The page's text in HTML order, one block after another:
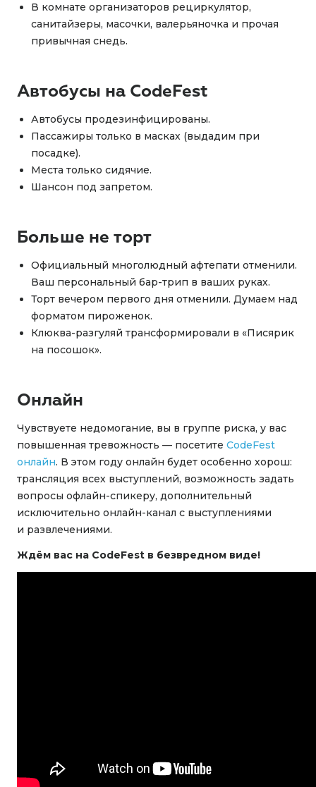
В комнате организаторов рециркулятор,
санитайзеры, масочки, валерьяночка и прочая
привычная снедь.
Автобусы на CodeFest
Автобусы продезинфицированы.
Пассажиры только в масках (выдадим при
посадке).
Места только сидячие.
Шансон под запретом.
Больше не торт
Официальный многолюдный афтепати отменили.
Ваш персональный бар-трип в ваших руках.
Торт вечером первого дня отменили. Думаем над
форматом пироженок.
Клюква-разгуляй трансформировали в «Писярик
на посошок».
Онлайн
Чувствуете недомогание, вы в группе риска, у вас
повышенная тревожность — посетите CodeFest
онлайн. В этом году онлайн будет особенно хорош:
трансляция всех выступлений, возможность задать
вопросы офлайн-спикеру, дополнительный
исключительно онлайн-канал с выступлениями
и развлечениями.
Ждём вас на CodeFest в безвредном виде!